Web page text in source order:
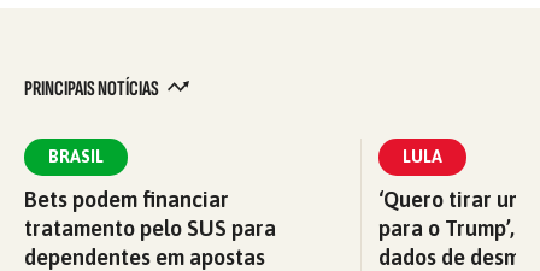
PRINCIPAIS NOTÍCIAS
BRASIL
Bets podem financiar
tratamento pelo SUS para
dependentes em apostas
LULA
‘Quero tirar
para o Trump’,
dados de